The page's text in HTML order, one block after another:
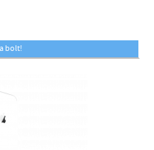
bolt!